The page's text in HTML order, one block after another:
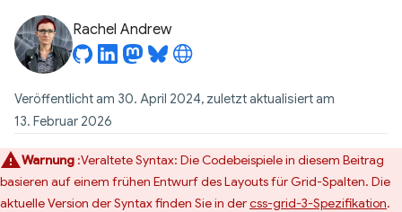
Rachel Andrew
Veröffentlicht am 30. April 2024, zuletzt aktualisiert am
13. Februar 2026
Warnung :Veraltete Syntax: Die Codebeispiele in diesem Beitrag
basieren auf einem frühen Entwurf des Layouts für Grid-Spalten. Die
aktuelle Version der Syntax finden Sie in dercss-grid-3-Spezifikation.